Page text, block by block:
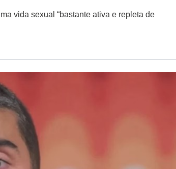
vida sexual “bastante ativa e repleta de